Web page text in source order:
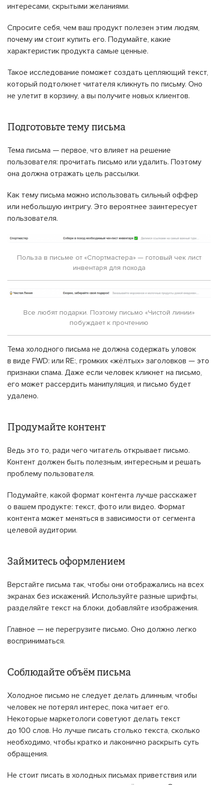
интересами, скрытыми желаниями.
Спросите себя, чем ваш продукт полезен этим людям,
почему им стоит купить его. Подумайте, какие
характеристик продукта самые ценные.
Такое исследование поможет создать цепляющий текст,
который подтолкнет читателя кликнуть по письму. Оно
не улетит в корзину, а вы получите новых клиентов.
Подготовьте тему письма
Тема письма — первое, что влияет на решение
пользователя: прочитать письмо или удалить. Поэтому
она должна отражать цель рассылки.
Как тему письма можно использовать сильный оффер
или небольшую интригу. Это вероятнее заинтересует
пользователя.
Польза в письме от «Спортмастера» — готовый чек лист
инвентаря для похода
Все любят подарки. Поэтому письмо «Чистой линии»
побуждает к прочтению
Тема холодного письма не должна содержать уловок
в виде FWD: или RE:, громких «жёлтых» заголовков — это
признаки спама. Даже если человек кликнет на письмо,
его может рассердить манипуляция, и письмо будет
удалено.
Продумайте контент
Ведь это то, ради чего читатель открывает письмо.
Контент должен быть полезным, интересным и решать
проблему пользователя.
Подумайте, какой формат контента лучше расскажет
о вашем продукте: текст, фото или видео. Формат
контента может меняться в зависимости от сегмента
целевой аудитории.
Займитесь оформлением
Верстайте письма так, чтобы они отображались на всех
экранах без искажений. Используйте разные шрифты,
разделяйте текст на блоки, добавляйте изображения.
Главное — не перегрузите письмо. Оно должно легко
восприниматься.
Соблюдайте объём письма
Холодное письмо не следует делать длинным, чтобы
человек не потерял интерес, пока читает его.
Некоторые маркетологи советуют делать текст
до 100 слов. Но лучше писать столько текста, сколько
необходимо, чтобы кратко и лаконично раскрыть суть
обращения.
Не стоит писать в холодных письмах приветствия или